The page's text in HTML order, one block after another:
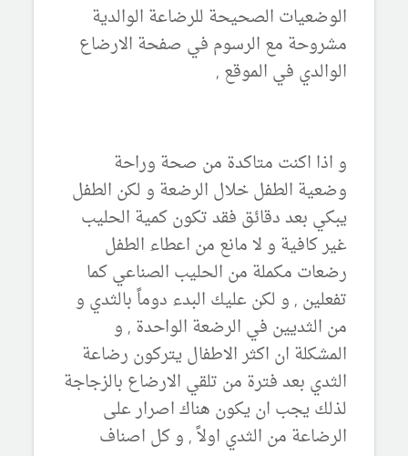
الوضعيات الصحيحة للرضاعة الوالدية
مشروحة مع الرسوم في صفحة الارضاع
الوالدي في الموقع ,
و اذا اكنت متاكدة من صحة وراحة
وضعية الطفل خلال الرضعة و لكن الطفل
يبكي بعد دقائق فقد تكون كمية الحليب
غير كافية و لا مانع من اعطاء الطفل
رضعات مكملة من الحليب الصناعي كما
تفعلين , و لكن عليك البدء دوماً بالثدي و
من الثديين في الرضعة الواحدة , و
المشكلة ان اكثر الاطفال يتركون رضاعة
الثدي بعد فترة من تلقي الارضاع بالزجاجة
لذلك يجب ان يكون هناك اصرار على
الرضاعة من الثدي اولاً , و كل اصناف